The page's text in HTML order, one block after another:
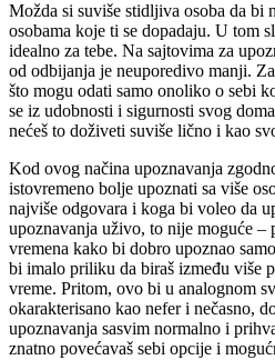
Možda si suviše stidljiva osoba da bi
osobama koje ti se dopadaju. U tom
idealno za tebe. Na sajtovima za
od odbijanja je neuporedivo manji.
što mogu odati samo onoliko o sebi
se iz udobnosti i sigurnosti svog
nećeš to doživeti suviše lično i kao
Kod ovog načina upoznavanja
istovremeno bolje upoznati sa više
najviše odgovara i koga bi voleo da
upoznavanja uživo, to nije moguće –
vremena kako bi dobro upoznao
bi imalo priliku da biraš između više
vreme. Pritom, ovo bi u analognom
okarakterisano kao nefer i nečasno,
upoznavanja sasvim normalno i
znatno povećavaš sebi opcije i